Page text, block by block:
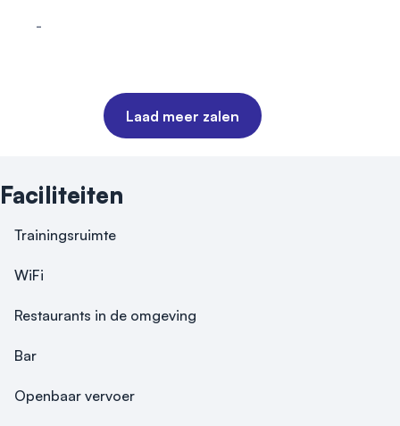
-
Laad meer zalen
Faciliteiten
Trainingsruimte
WiFi
Restaurants in de omgeving
Bar
Openbaar vervoer